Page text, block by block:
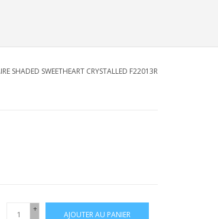
SHADED SWEETHEART CRYSTALLED F22013R
+
AJOUTER AU PANIER